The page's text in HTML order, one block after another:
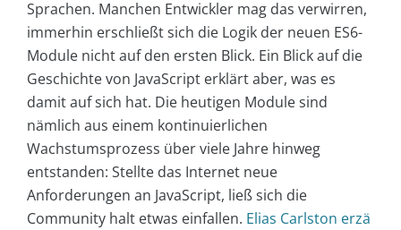
Sprachen. Manchen Entwickler mag das verwirren,
immerhin erschließt sich die Logik der neuen ES6-
Module nicht auf den ersten Blick. Ein Blick auf die
Geschichte von JavaScript erklärt aber, was es
damit auf sich hat. Die heutigen Module sind
nämlich aus einem kontinuierlichen
Wachstumsprozess über viele Jahre hinweg
entstanden: Stellte das Internet neue
Anforderungen an JavaScript, ließ sich die
Community halt etwas einfallen. Elias Carlston erzä